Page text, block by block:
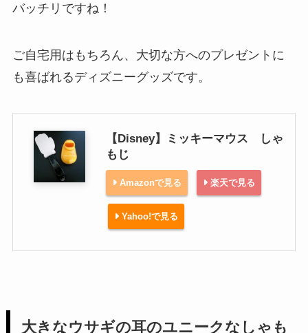
バッチリですね！
ご自宅用はもちろん、大切な方へのプレゼントに
も喜ばれるディズニーグッズです。
【Disney】ミッキーマウス しゃ
もじ
Amazonで見る 楽天で見る
Yahoo!で見る
大きなウサギの耳のユニークなしゃも